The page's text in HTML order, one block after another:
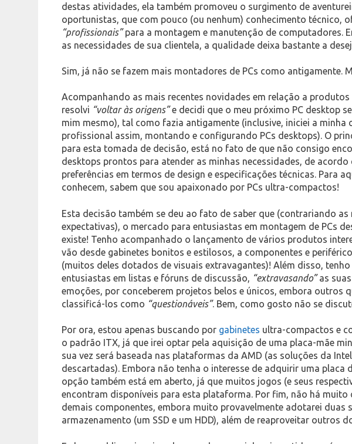
destas atividades, ela também promoveu o surgimento de
oportunistas, que com pouco (ou nenhum) conhecimento técnico,
“profissionais”para a montagem e manutenção de computadores.
as necessidades de sua clientela, a qualidade deixa bastante a
Sim, já não se fazem mais montadores de PCs como antigamente.
Acompanhando as mais recentes novidades em relação a
resolvi “voltar às origens”e decidi que o meu próximo PC desktop
mim mesmo), tal como fazia antigamente (inclusive, iniciei a minha
profissional assim, montando e configurando PCs desktops). O
para esta tomada de decisão, está no fato de que não consigo
desktops prontos para atender as minhas necessidades, de acordo
preferências em termos de design e especificações técnicas. Para
conhecem, sabem que sou apaixonado por PCs ultra-compactos!
Esta decisão também se deu ao fato de saber que (contrariando as
expectativas), o mercado para entusiastas em montagem de PCs
existe! Tenho acompanhado o lançamento de vários produtos
vão desde gabinetes bonitos e estilosos, a componentes e
(muitos deles dotados de visuais extravagantes)! Além disso,
entusiastas em listas e fóruns de discussão, “extravasando”as
emoções, por conceberem projetos belos e únicos, embora outros
classificá-los como “questionáveis”. Bem, como gosto não se
Por ora, estou apenas buscando por gabinetes ultra-compactos e
o padrão ITX, já que irei optar pela aquisição de uma placa-mãe
sua vez será baseada nas plataformas da AMD (as soluções da
descartadas). Embora não tenha o interesse de adquirir uma placa
opção também está em aberto, já que muitos jogos (e seus
encontram disponíveis para esta plataforma. Por fim, não há muito
demais componentes, embora muito provavelmente adotarei duas
armazenamento (um SSD e um HDD), além de reaproveitar outros